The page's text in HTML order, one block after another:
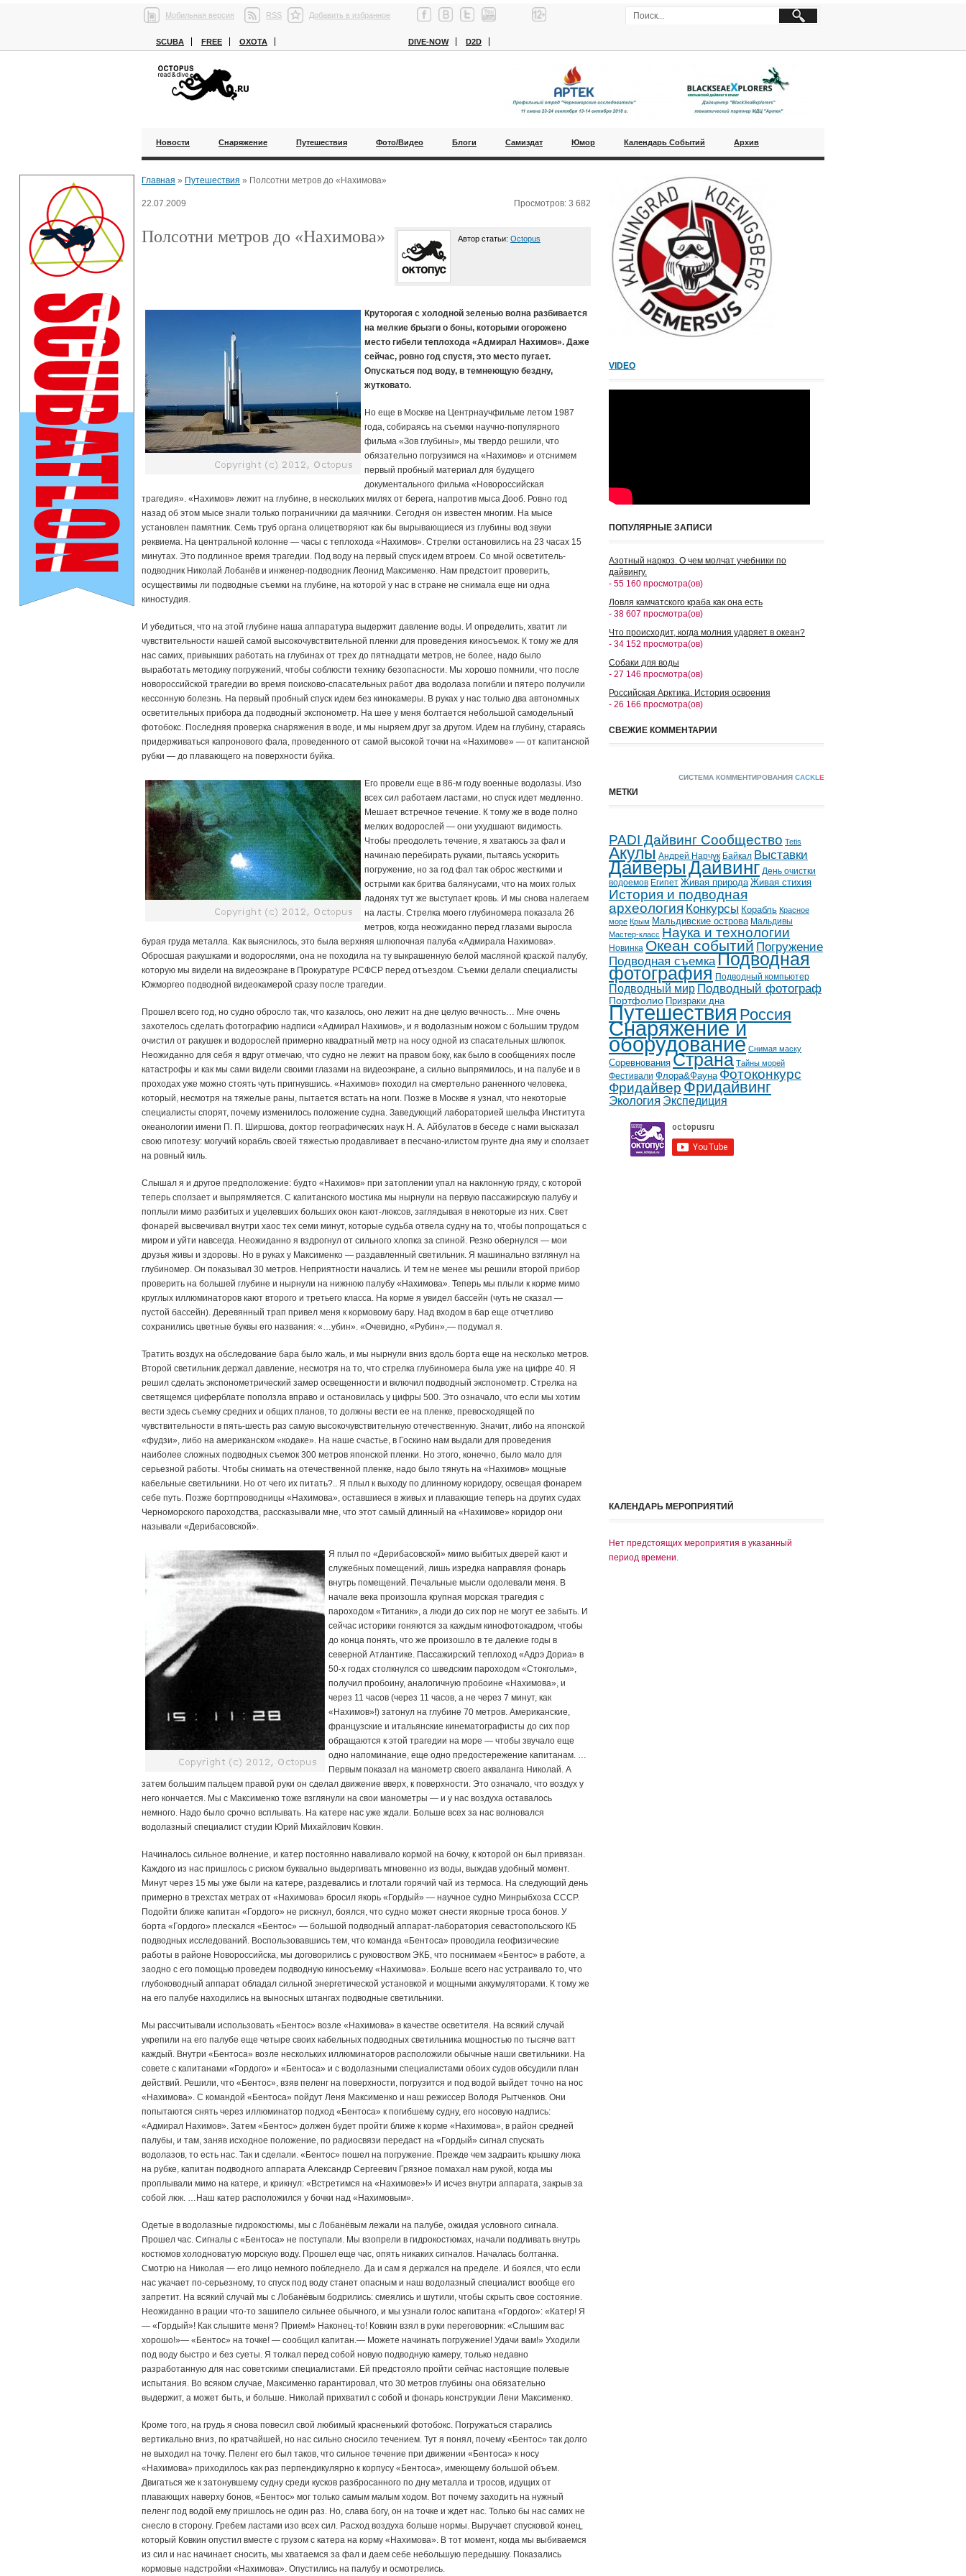
Мобильная версия RSS Добавить в избранное
SCUBA FREE ОХОТА DIVE-NOW D2D
Новости Снаряжение Путешествия Фото/Видео Блоги Самиздат Юмор Календарь Событий Архив
Главная » Путешествия » Полсотни метров до «Нахимова»
22.07.2009 Просмотров: 3 682
Автор статьи: Octopus
Полсотни метров до «Нахимова»
Круторогая с холодной зеленью волна разбивается
на мелкие брызги о боны, которыми огорожено
место гибели теплохода «Адмирал Нахимов». Даже
сейчас, ровно год спустя, это место пугает.
Опускаться под воду, в темнеющую бездну,
жутковато.
Но еще в Москве на Центрнаучфильме летом 1987
года, собираясь на съемки научно-популярного
фильма «Зов глубины», мы твердо решили, что
обязательно погрузимся на «Нахимов» и отснимем
первый пробный материал для будущего
документального фильма «Новороссийская
трагедия». «Нахимов» лежит на глубине, в нескольких милях от берега, напротив мыса Дооб. Ровно год
назад об этом мысе знали только пограничники да маячники. Сегодня он известен многим. На мысе
установлен памятник. Семь труб органа олицетворяют как бы вырывающиеся из глубины вод звуки
реквиема. На центральной колонне — часы с теплохода «Нахимов». Стрелки остановились на 23 часах 15
минутах. Это подлинное время трагедии. Под воду на первый спуск идем втроем. Со мной осветитель-
подводник Николай Лобанёв и инженер-подводник Леонид Максименко. Нам предстоит проверить,
осуществимы ли подводные съемки на глубине, на которой у нас в стране не снимала еще ни одна
киностудия.
И убедиться, что на этой глубине наша аппаратура выдержит давление воды. И определить, хватит ли
чувствительности нашей самой высокочувствительной пленки для проведения киносъемок. К тому же для
нас самих, привыкших работать на глубинах от трех до пятнадцати метров, не более, надо было
выработать методику погружений, чтобы соблюсти технику безопасности. Мы хорошо помнили, что после
новороссийской трагедии во время поисково-спасательных работ два водолаза погибли и пятеро получили
кессонную болезнь. На первый пробный спуск идем без кинокамеры. В руках у нас только два автономных
осветительных прибора да подводный экспонометр. На шее у меня болтается небольшой самодельный
фотобокс. Последняя проверка снаряжения в воде, и мы ныряем друг за другом. Идем на глубину, стараясь
придерживаться капронового фала, проведенного от самой высокой точки на «Нахимове» — от капитанской
рубки — до плавающего на поверхности буйка.
Его провели еще в 86-м году военные водолазы. Изо
всех сил работаем ластами, но спуск идет медленно.
Мешает встречное течение. К тому же в воде полно
мелких водорослей — они ухудшают видимость.
Чтобы преодолеть течение, я хватаюсь за фал и
начинаю перебирать руками, пытаясь ускорить
погружение, но за год фал так оброс жесткими и
острыми как бритва балянусами, что на моих голых
ладонях тут же выступает кровь. И мы снова налегаем
на ласты. Стрелка моего глубиномера показала 26
метров, когда неожиданно перед глазами выросла
бурая груда металла. Как выяснилось, это была верхняя шлюпочная палуба «Адмирала Нахимова».
Обросшая ракушками и водорослями, она не походила на ту выкрашенную белой масляной краской палубу,
которую мы видели на видеоэкране в Прокуратуре РСФСР перед отъездом. Съемки делали специалисты
Южморгео подводной видеокамерой сразу после трагедии.
Прошел всего год, но судно обросло так, что казалось, оно лежит на дне целую вечность… Мне очень
захотелось сделать фотографию надписи «Адмирал Нахимов», и я водолазным ножом с большим трудом
очистил от ракушек и водорослей примерно квадратный метр на носу одной из спасательных шлюпок.
Неожиданно для себя я вдруг отмечаю, что судно не лежит на правом боку, как было в сообщениях после
катастрофы и как мы сами видели своими глазами на видеоэкране, а сильно выпрямилось, и на палубе и в
проходах уже можно стоять чуть пригнувшись. «Нахимов» походил на смертельно раненного человека,
который, несмотря на тяжелые раны, пытается встать на ноги. Позже в Москве я узнал, что некоторые
специалисты спорят, почему изменилось положение судна. Заведующий лабораторией шельфа Института
океанологии имени П. П. Ширшова, доктор географических наук Н. А. Айбулатов в беседе с нами высказал
свою гипотезу: могучий корабль своей тяжестью продавливает в песчано-илистом грунте дна яму и сползает
на ровный киль.
Слышал я и другое предположение: будто «Нахимов» при затоплении упал на наклонную гряду, с которой
теперь сползает и выпрямляется. С капитанского мостика мы нырнули на первую пассажирскую палубу и
поплыли мимо разбитых и уцелевших больших окон кают-люксов, заглядывая в некоторые из них. Свет
фонарей высвечивал внутри хаос тех семи минут, которые судьба отвела судну на то, чтобы попрощаться с
миром и уйти навсегда. Неожиданно я вздрогнул от сильного хлопка за спиной. Резко обернулся — мои
друзья живы и здоровы. Но в руках у Максименко — раздавленный светильник. Я машинально взглянул на
глубиномер. Он показывал 30 метров. Неприятности начались. И тем не менее мы решили второй прибор
проверить на большей глубине и нырнули на нижнюю палубу «Нахимова». Теперь мы плыли к корме мимо
круглых иллюминаторов кают второго и третьего класса. На корме я увидел бассейн (чуть не сказал —
пустой бассейн). Деревянный трап привел меня к кормовому бару. Над входом в бар еще отчетливо
сохранились цветные буквы его названия: «…убин». «Очевидно, «Рубин»,— подумал я.
Тратить воздух на обследование бара было жаль, и мы нырнули вниз вдоль борта еще на несколько метров.
Второй светильник держал давление, несмотря на то, что стрелка глубиномера была уже на цифре 40. Я
решил сделать экспонометрический замер освещенности и включил подводный экспонометр. Стрелка на
светящемся циферблате поползла вправо и остановилась у цифры 500. Это означало, что если мы хотим
вести здесь съемку средних и общих планов, то должны вести ее на пленке, превосходящей по
чувствительности в пять-шесть раз самую высокочувствительную отечественную. Значит, либо на японской
«фудзи», либо на американском «кодаке». На наше счастье, в Госкино нам выдали для проведения
наиболее сложных подводных съемок 300 метров японской пленки. Но этого, конечно, было мало для
серьезной работы. Чтобы снимать на отечественной пленке, надо было тянуть на «Нахимов» мощные
кабельные светильники. Но от чего их питать?.. Я плыл к выходу по длинному коридору, освещая фонарем
себе путь. Позже бортпроводницы «Нахимова», оставшиеся в живых и плавающие теперь на других судах
Черноморского пароходства, рассказывали мне, что этот самый длинный на «Нахимове» коридор они
называли «Дерибасовской».
Я плыл по «Дерибасовской» мимо выбитых дверей кают и
служебных помещений, лишь изредка направляя фонарь
внутрь помещений. Печальные мысли одолевали меня. В
начале века произошла крупная морская трагедия с
пароходом «Титаник», а люди до сих пор не могут ее забыть. И
сейчас историки гоняются за каждым кинофотокадром, чтобы
до конца понять, что же произошло в те далекие годы в
северной Атлантике. Пассажирский теплоход «Адрэ Дориа» в
50-х годах столкнулся со шведским пароходом «Стокгольм»,
получил пробоину, аналогичную пробоине «Нахимова», и
через 11 часов (через 11 часов, а не через 7 минут, как
«Нахимов»!) затонул на глубине 70 метров. Американские,
французские и итальянские кинематографисты до сих пор
обращаются к этой трагедии на море — чтобы звучало еще
одно напоминание, еще одно предостережение капитанам. …
Первым показал на манометр своего акваланга Николай. А
затем большим пальцем правой руки он сделал движение вверх, к поверхности. Это означало, что воздух у
него кончается. Мы с Максименко тоже взглянули на свои манометры — и у нас воздуха оставалось
немного. Надо было срочно всплывать. На катере нас уже ждали. Больше всех за нас волновался
водолазный специалист студии Юрий Михайлович Ковкин.
Начиналось сильное волнение, и катер постоянно наваливало кормой на бочку, к которой он был привязан.
Каждого из нас пришлось с риском буквально выдергивать мгновенно из воды, выждав удобный момент.
Минут через 15 мы уже были на катере, раздевались и глотали горячий чай из термоса. На следующий день
примерно в трехстах метрах от «Нахимова» бросил якорь «Гордый» — научное судно Минрыбхоза СССР.
Подойти ближе капитан «Гордого» не рискнул, боялся, что судно может снести якорные троса бонов. У
борта «Гордого» плескался «Бентос» — большой подводный аппарат-лаборатория севастопольского КБ
подводных исследований. Воспользовавшись тем, что команда «Бентоса» проводила геофизические
работы в районе Новороссийска, мы договорились с руковоством ЭКБ, что поснимаем «Бентос» в работе, а
заодно с его помощью проведем подводную киносъемку «Нахимова». Больше всего нас устраивало то, что
глубоководный аппарат обладал сильной энергетической установкой и мощными аккумуляторами. К тому же
на его палубе находились на выносных штангах подводные светильники.
Мы рассчитывали использовать «Бентос» возле «Нахимова» в качестве осветителя. На всякий случай
укрепили на его палубе еще четыре своих кабельных подводных светильника мощностью по тысяче ватт
каждый. Внутри «Бентоса» возле нескольких иллюминаторов расположили обычные наши светильники. На
совете с капитанами «Гордого» и «Бентоса» и с водолазными специалистами обоих судов обсудили план
действий. Решили, что «Бентос», взяв пеленг на поверхности, погрузится и под водой выйдет точно на нос
«Нахимова». С командой «Бентоса» пойдут Леня Максименко и наш режиссер Володя Рытченков. Они
попытаются снять через иллюминатор подход «Бентоса» к погибшему судну, его носовую надпись:
«Адмирал Нахимов». Затем «Бентос» должен будет пройти ближе к корме «Нахимова», в район средней
палубы, и там, заняв исходное положение, по радиосвязи передаст на «Гордый» сигнал спускать
водолазов, то есть нас. Так и сделали. «Бентос» пошел на погружение. Прежде чем задраить крышку люка
на рубке, капитан подводного аппарата Александр Сергеевич Грязное помахал нам рукой, когда мы
проплывали мимо на катере, и крикнул: «Встретимся на «Нахимове»!» И исчез внутри аппарата, закрыв за
собой люк. …Наш катер расположился у бочки над «Нахимовым».
Одетые в водолазные гидрокостюмы, мы с Лобанёвым лежали на палубе, ожидая условного сигнала.
Прошел час. Сигналы с «Бентоса» не поступали. Мы взопрели в гидрокостюмах, начали подливать внутрь
костюмов холодноватую морскую воду. Прошел еще час, опять никаких сигналов. Началась болтанка.
Смотрю на Николая — его лицо немного побледнело. Да и сам я держался на пределе. И боялся, что если
нас укачает по-серьезному, то спуск под воду станет опасным и наш водолазный специалист вообще его
запретит. На всякий случай мы с Лобанёвым бодрились: смеялись и шутили, чтобы скрыть свое состояние.
Неожиданно в рации что-то зашипело сильнее обычного, и мы узнали голос капитана «Гордого»: «Катер! Я
— «Гордый»! Как слышите меня? Прием!» Наконец-то! Ковкин взял в руки переговорник: «Слышим вас
хорошо!»— «Бентос» на точке! — сообщил капитан.— Можете начинать погружение! Удачи вам!» Уходили
под воду быстро и без суеты. Я толкал перед собой новую подводную камеру, только недавно
разработанную для нас советскими специалистами. Ей предстояло пройти сейчас настоящие полевые
испытания. Во всяком случае, Максименко гарантировал, что 30 метров глубины она обязательно
выдержит, а может быть, и больше. Николай прихватил с собой и фонарь конструкции Лени Максименко.
Кроме того, на грудь я снова повесил свой любимый красненький фотобокс. Погружаться старались
вертикально вниз, по кратчайшей, но нас сильно сносило течением. Тут я понял, почему «Бентос» так долго
не выходил на точку. Пеленг его был таков, что сильное течение при движении «Бентоса» к носу
«Нахимова» приходилось как раз перпендикулярно к корпусу «Бентоса», имеющему большой объем.
Двигаться же к затонувшему судну среди кусков разбросанного по дну металла и тросов, идущих от
плавающих наверху бонов, «Бентос» мог только самым малым ходом. Вот почему заходить на нужный
пеленг под водой ему пришлось не один раз. Но, слава богу, он на точке и ждет нас. Только бы нас самих не
снесло в сторону. Гребем ластами изо всех сил. Расход воздуха больше нормы. Выручает спусковой конец,
который Ковкин опустил вместе с грузом с катера на корму «Нахимова». В тот момент, когда мы выбиваемся
из сил и нас начинает сносить, мы хватаемся за фал и даем себе небольшую передышку. Показались
кормовые надстройки «Нахимова». Опустились на палубу и осмотрелись.
VIDEO
ПОПУЛЯРНЫЕ ЗАПИСИ
Азотный наркоз. О чем молчат учебники по
дайвингу.
- 55 160 просмотра(ов)
Ловля камчатского краба как она есть
- 38 607 просмотра(ов)
Что происходит, когда молния ударяет в океан?
- 34 152 просмотра(ов)
Собаки для воды
- 27 146 просмотра(ов)
Российская Арктика. История освоения
- 26 166 просмотра(ов)
СВЕЖИЕ КОММЕНТАРИИ
СИСТЕМА КОММЕНТИРОВАНИЯ CACKL E
МЕТКИ
PADI Дайвинг Сообщество Tetis
Акулы Андрей Нарчук Байкал Выставки
ДайверыДайвинг День очистки
водоемов Египет Живая природа Живая стихия
История и подводная
археология Конкурсы Корабль Красное
море Крым Мальдивские острова Мальдивы
Мастер-класс Наука и технологии
Новинка Океан событий Погружение
Подводная съемкаПодводная
фотография Подводный компьютер
Подводный мир Подводный фотограф
Портфолио Призраки дна
Путешествия Россия
Снаряжение и
оборудование Снимая маску
Соревнования Страна Тайны морей
Фестивали Флора&Фауна Фотоконкурс
Фридайвер Фридайвинг
Экология Экспедиция
КАЛЕНДАРЬ МЕРОПРИЯТИЙ
Нет предстоящих мероприятия в указанный
период времени.